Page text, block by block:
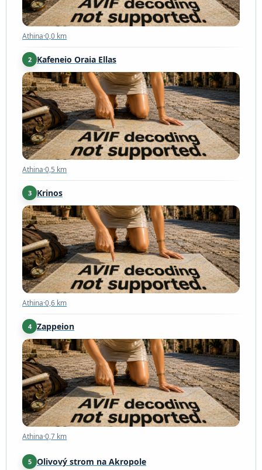
Athina·0,0 km
2 Kafeneio Oraia Ellas
Athina·0,5 km
Athina·0,5 km
3 Krinos
Athina·0,6 km
Athina·0,6 km
4 Zappeion
Athina·0,7 km
Athina·0,7 km
5 Olivový strom na Akropole